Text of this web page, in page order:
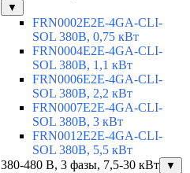
▼
FRN0002E2E-4GA-CLI-
SOL 380В, 0,75 кВт
FRN0004E2E-4GA-CLI-
SOL 380В, 1,1 кВт
FRN0006E2E-4GA-CLI-
SOL 380В, 2,2 кВт
FRN0007E2E-4GA-CLI-
SOL 380В, 3 кВт
FRN0012E2E-4GA-CLI-
SOL 380В, 5,5 кВт
380-480 В, 3 фазы, 7,5-30 кВт
▼